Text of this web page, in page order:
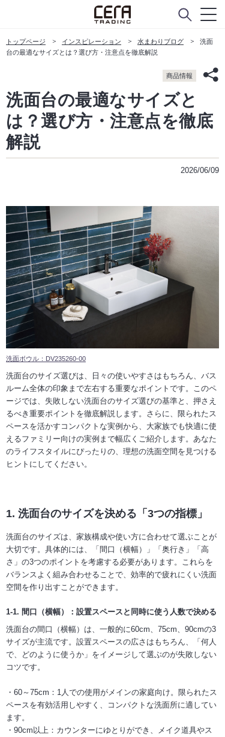
トップページ インスピレーション 水まわりブログ
洗面
台の最適なサイズとは？選び方・注意点を徹底解説
商品情報
洗面台の最適なサイズと
は？選び方・注意点を徹底
解説
2026/06/09
洗面ボウル：DV235260-00
洗面台のサイズ選びは、日々の使いやすさはもちろん、バス
ルーム全体の印象まで左右する重要なポイントです。このペ
ージでは、失敗しない洗面台のサイズ選びの基準と、押さえ
るべき重要ポイントを徹底解説します。さらに、限られたス
ペースを活かすコンパクトな実例から、大家族でも快適に使
えるファミリー向けの実例まで幅広くご紹介します。あなた
のライフスタイルにぴったりの、理想の洗面空間を見つける
ヒントにしてください。
1. 洗面台のサイズを決める「3つの指標」
洗面台のサイズは、家族構成や使い方に合わせて選ぶことが
大切です。具体的には、「間口（横幅）」「奥行き」「高
さ」の3つのポイントを考慮する必要があります。これらを
バランスよく組み合わせることで、効率的で疲れにくい洗面
空間を作り出すことができます。
1-1. 間口（横幅）：設置スペースと同時に使う人数で決める
洗面台の間口（横幅）は、一般的に60cm、75cm、90cmの3
サイズが主流です。設置スペースの広さはもちろん、「何人
で、どのように使うか」をイメージして選ぶのが失敗しない
コツです。
・60～75cm：1人での使用がメインの家庭向け。限られたス
ペースを有効活用しやすく、コンパクトな洗面所に適してい
ます。
・90cm以上：カウンターにゆとりができ、メイク道具やス